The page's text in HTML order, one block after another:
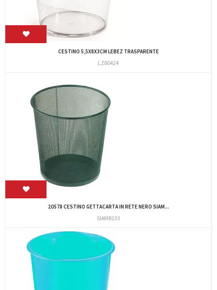
CESTINO 5,5X8X3CM LEBEZ TRASPARENTE
LZ80424
20578 CESTINO GETTACARTA IN RETE NERO SIAM...
SIAM8133